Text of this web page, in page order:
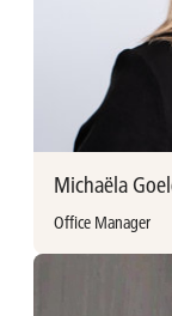
Inna
Michaëla
Office Manager